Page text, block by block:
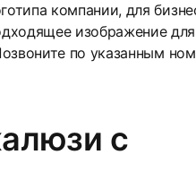
компании, для
изображение
по указанным
с